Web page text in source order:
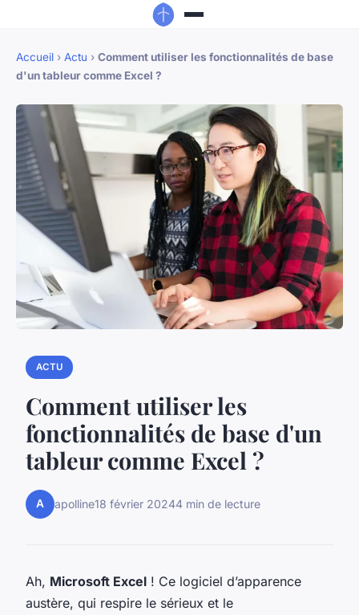
Accueil › Actu › Comment utiliser les fonctionnalités de base
d'un tableur comme Excel ?
ACTU
Comment utiliser les
fonctionnalités de base d'un
tableur comme Excel ?
A apolline18 février 20244 min de lecture
Ah, Microsoft Excel ! Ce logiciel d’apparence
austère, qui respire le sérieux et le